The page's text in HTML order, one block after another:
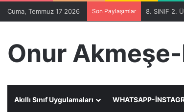
Cuma, Temmuz 17 2026 Son Paylaşımlar
Onur
Akıllı Sınıf Uygulamaları WHATSAPP-